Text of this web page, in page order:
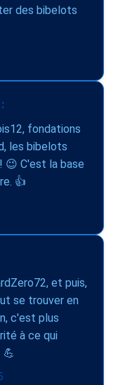
des bibelots
fondations
les bibelots
C'est la base
👍
et puis,
se trouver en
c'est plus
à ce qui